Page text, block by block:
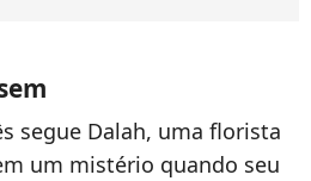
segue Dalah, uma florista
um mistério quando seu